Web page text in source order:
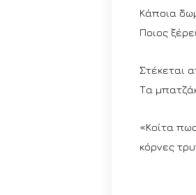
Κάποια
Ποιος
Στέκεται
Τα
«Κοίτα
κόρνες